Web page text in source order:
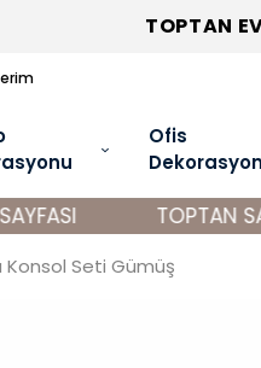
TOPTAN
Ofis
TOPTAN
Konsol Seti Gümüş